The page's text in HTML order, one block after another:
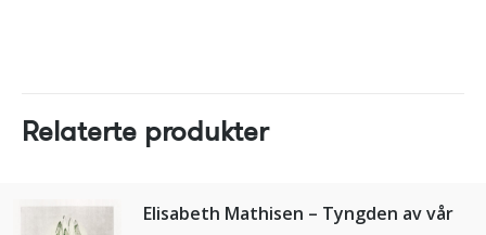
Relaterte produkter
Elisabeth Mathisen – Tyngden av vår